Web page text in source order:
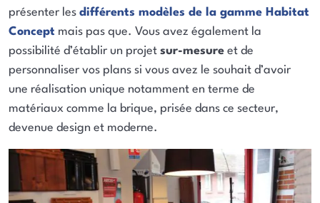
présenter les différents modèles de la gamme Habitat
Concept mais pas que. Vous avez également la
possibilité d’établir un projet sur-mesure et de
personnaliser vos plans si vous avez le souhait d’avoir
une réalisation unique notamment en terme de
matériaux comme la brique, prisée dans ce secteur,
devenue design et moderne.